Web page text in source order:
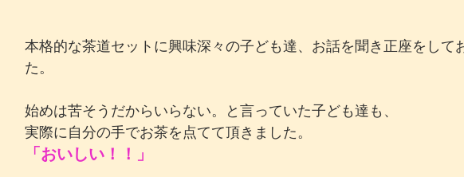
本格的な茶道セットに興味深々の子ども達、お話を聞き正座をして
た。
始めは苦そうだからいらない。と言っていた子ども達も、
実際に自分の手でお茶を点てて頂きました。
「おいしい！！」